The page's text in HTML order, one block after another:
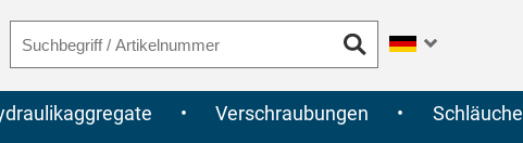
• Verschraubungen • Schläuche